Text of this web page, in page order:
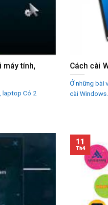
máy tính,
laptop Có 2
Cách cài
Ở những bài
cài Windows...
11
Th4